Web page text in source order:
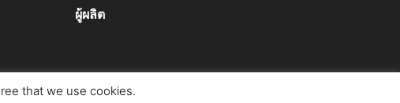
ผู้ผลิต
that we use cookies.